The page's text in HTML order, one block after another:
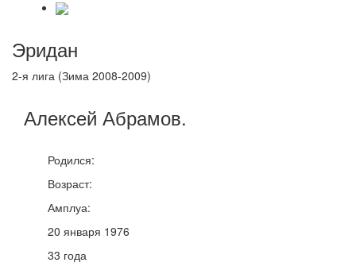
Эридан
2-я лига (Зима 2008-2009)
Алексей Абрамов.
Родился:
Возраст:
Амплуа:
20 января 1976
33 года